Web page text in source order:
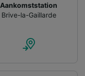
Aankomststation
Brive-la-Gaillarde